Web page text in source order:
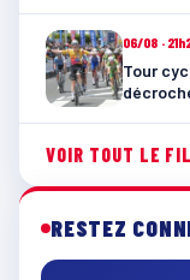
06/08 ·
Tour
VOIR TOUT LE
RESTEZ